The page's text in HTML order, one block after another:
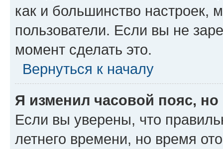
как и большинство настроек,
пользователи. Если вы не
момент сделать это.
Вернуться к началу
Я изменил часовой пояс,
Если вы уверены, что
летнего времени, но время